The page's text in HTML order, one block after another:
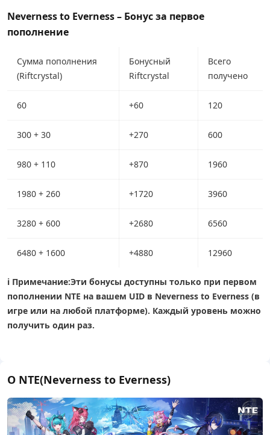
Neverness to Everness – Бонус за первое
пополнение
Сумма пополнения
(Riftcrystal)
Бонусный
Riftcrystal
Всего
получено
60 +60 120
300 + 30 +270 600
980 + 110 +870 1960
1980 + 260 +1720 3960
3280 + 600 +2680 6560
6480 + 1600 +4880 12960
ℹ️ Примечание:Эти бонусы доступны только при первом
пополнении NTE на вашем UID в Neverness to Everness (в
игре или на любой платформе). Каждый уровень можно
получить один раз.
О NTE(Neverness to Everness)